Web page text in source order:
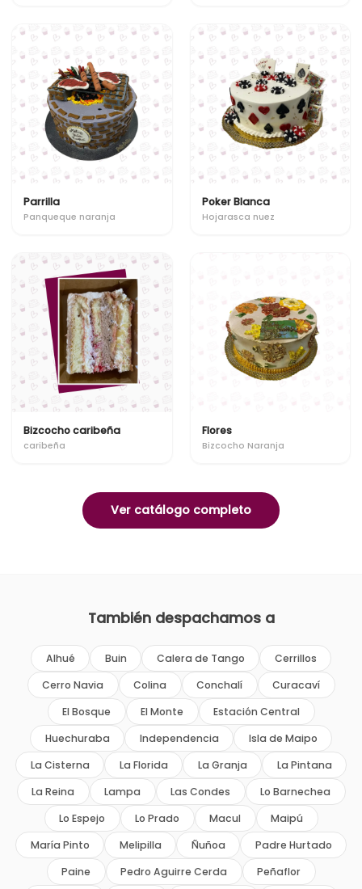
Parrilla
Panqueque naranja
Poker Blanca
Hojarasca nuez
Bizcocho caribeña
caribeña
Flores
Bizcocho Naranja
Ver catálogo completo
También despachamos a
Alhué Buin Calera de Tango
Cerrillos
Cerro Navia
Colina Conchalí
Curacaví
El Bosque
El Monte
Estación Central
Huechuraba
Independencia
Isla de Maipo
La Cisterna
La Florida La Granja
La Pintana
La Reina
Lampa Las Condes
Lo Barnechea
Lo Espejo
Lo Prado Macul
Maipú
María Pinto
Melipilla Ñuñoa
Padre Hurtado
Paine
Pedro Aguirre Cerda Peñaflor